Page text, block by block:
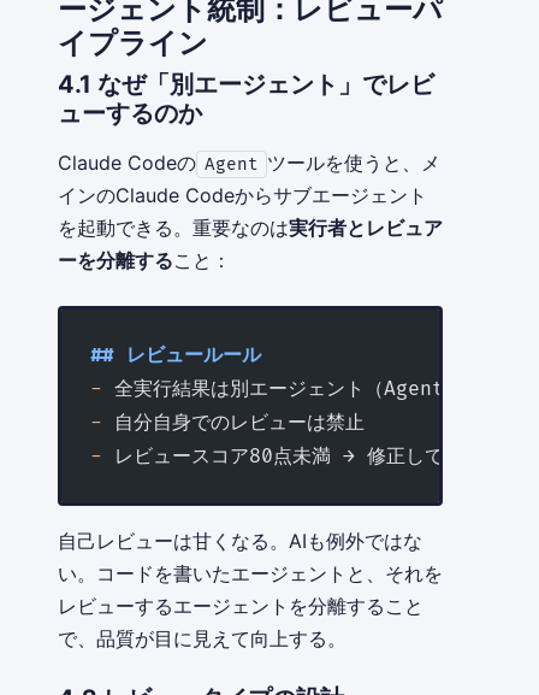
ージェント統制：レビューパ
イプライン
4.1 なぜ「別エージェント」でレビ
ューするのか
Claude Codeの Agent ツールを使うと、メ
インのClaude Codeからサブエージェント
を起動できる。重要なのは実行者とレビュア
ーを分離すること：
## レビュールール
- 全実行結果は別エージェント（Agent tool）
- 自分自身でのレビューは禁止
- レビュースコア80点未満 → 修正して再レビュー
自己レビューは甘くなる。AIも例外ではな
い。コードを書いたエージェントと、それを
レビューするエージェントを分離すること
で、品質が目に見えて向上する。